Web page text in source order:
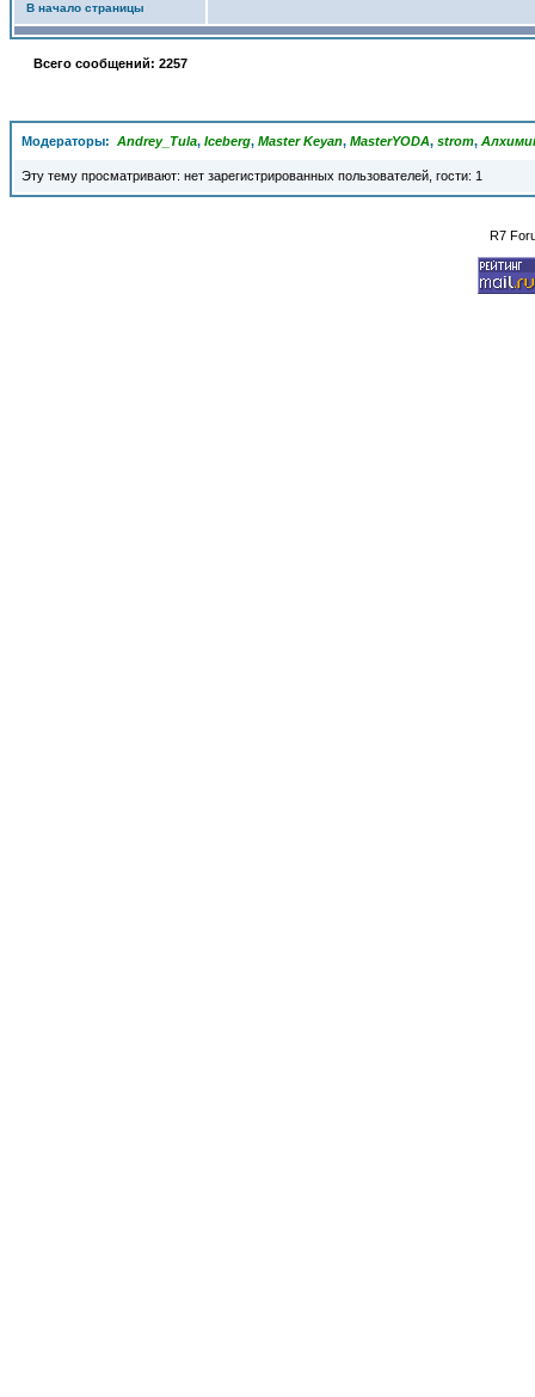
В начало страницы
Всего сообщений: 2257
Модераторы: Andrey_Tula, Iceberg, Master Keyan, MasterYODA, strom,
Эту тему просматривают: нет зарегистрированных пользователей, гости: 1
R7